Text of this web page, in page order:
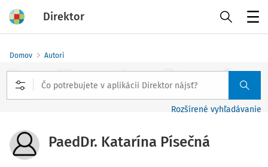
Direktor
Domov Autori
Rozšírené vyhľadávanie
PaedDr. Katarína Písečná